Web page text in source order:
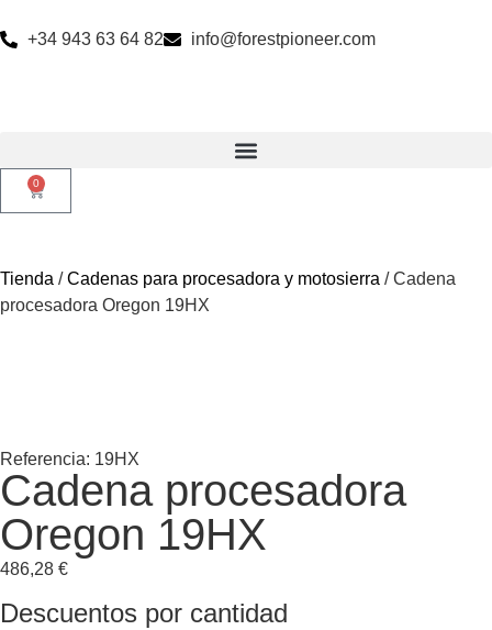
+34 943 63 64 82 info@forestpioneer.com
0
Tienda /Cadenas para procesadora y motosierra / Cadena
procesadora Oregon 19HX
Referencia: 19HX
Cadena procesadora
Oregon 19HX
486,28 €
Descuentos por cantidad